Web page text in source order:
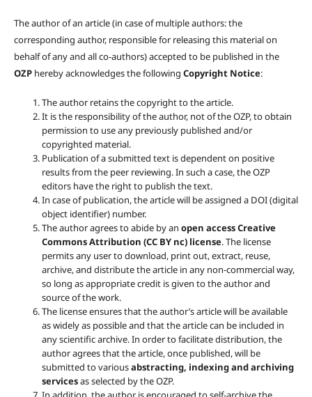
The author of an article (in case of multiple authors: the
corresponding author, responsible for releasing this material on
behalf of any and all co-authors) accepted to be published in the
OZP hereby acknowledges the following Copyright Notice:
The author retains the copyright to the article.
It is the responsibility of the author, not of the OZP, to obtain
permission to use any previously published and/or
copyrighted material.
Publication of a submitted text is dependent on positive
results from the peer reviewing. In such a case, the OZP
editors have the right to publish the text.
In case of publication, the article will be assigned a DOI (digital
object identifier) number.
The author agrees to abide by an open access Creative
Commons Attribution (CC BY nc) license. The license
permits any user to download, print out, extract, reuse,
archive, and distribute the article in any non-commercial way,
so long as appropriate credit is given to the author and
source of the work.
The license ensures that the author’s article will be available
as widely as possible and that the article can be included in
any scientific archive. In order to facilitate distribution, the
author agrees that the article, once published, will be
submitted to variousabstracting, indexing and archiving
servicesas selected by the OZP.